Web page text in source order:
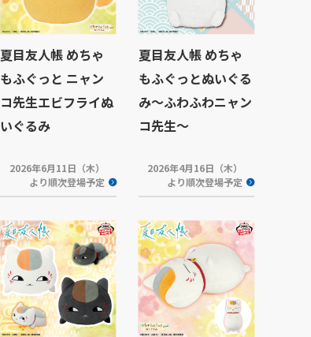
夏目友人帳 めちゃ
もふぐっと ニャン
コ先生エビフライぬ
いぐるみ
2026年6月11日（木）
より順次登場予定
夏目友人帳 めちゃ
もふぐっとぬいぐる
み～ふわふわニャン
コ先生～
2026年4月16日（木）
より順次登場予定